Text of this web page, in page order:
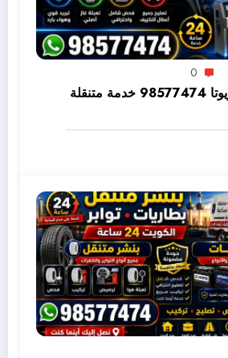
0
تكييف سيارات تويوتا 98577474 خدمة متنقلة